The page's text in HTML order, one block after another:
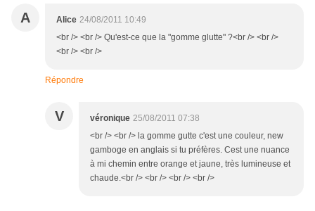
A Alice 24/08/2011 10:49
<br /> <br /> Qu'est-ce que la "gomme glutte" ?<br /> <br />
<br /> <br />
Répondre
V véronique 25/08/2011 07:38
<br /> <br /> la gomme gutte c'est une couleur, new
gamboge en anglais si tu préfères. Cest une nuance
à mi chemin entre orange et jaune, très lumineuse et
chaude.<br /> <br /> <br /> <br />